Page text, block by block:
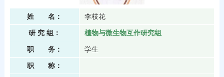
姓 名： 李枝花
研 究 组： 植物与微生物互作研究组
职 务： 学生
职 称：